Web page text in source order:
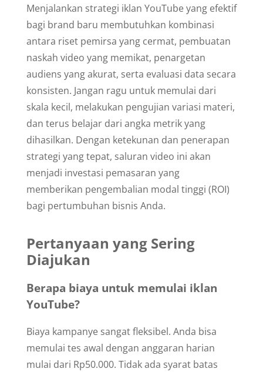
Menjalankan strategi iklan YouTube yang efektif
bagi brand baru membutuhkan kombinasi
antara riset pemirsa yang cermat, pembuatan
naskah video yang memikat, penargetan
audiens yang akurat, serta evaluasi data secara
konsisten. Jangan ragu untuk memulai dari
skala kecil, melakukan pengujian variasi materi,
dan terus belajar dari angka metrik yang
dihasilkan. Dengan ketekunan dan penerapan
strategi yang tepat, saluran video ini akan
menjadi investasi pemasaran yang
memberikan pengembalian modal tinggi (ROI)
bagi pertumbuhan bisnis Anda.
Pertanyaan yang Sering
Diajukan
Berapa biaya untuk memulai iklan
YouTube?
Biaya kampanye sangat fleksibel. Anda bisa
memulai tes awal dengan anggaran harian
mulai dari Rp50.000. Tidak ada syarat batas